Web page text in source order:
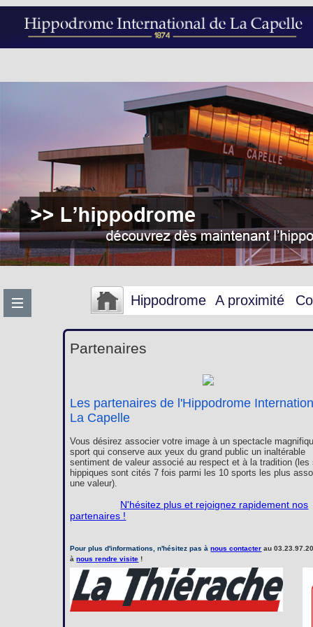
Hippodrome A proximité
Partenaires
Les partenaires de l'Hippodrome
La Capelle
Vous désirez associer votre image à un spectacle
sport qui conserve aux yeux du grand public un inaltérable
sentiment de valeur associé au respect et à la tradition (les
hippiques sont cités 7 fois parmi les 10 sports les plus
une valeur).
N'hésitez plus et rejoignez rapidement nos
partenaires !
Pour plus d'informations, n'hésitez pas ànous contacter au
ànous rendre visite !